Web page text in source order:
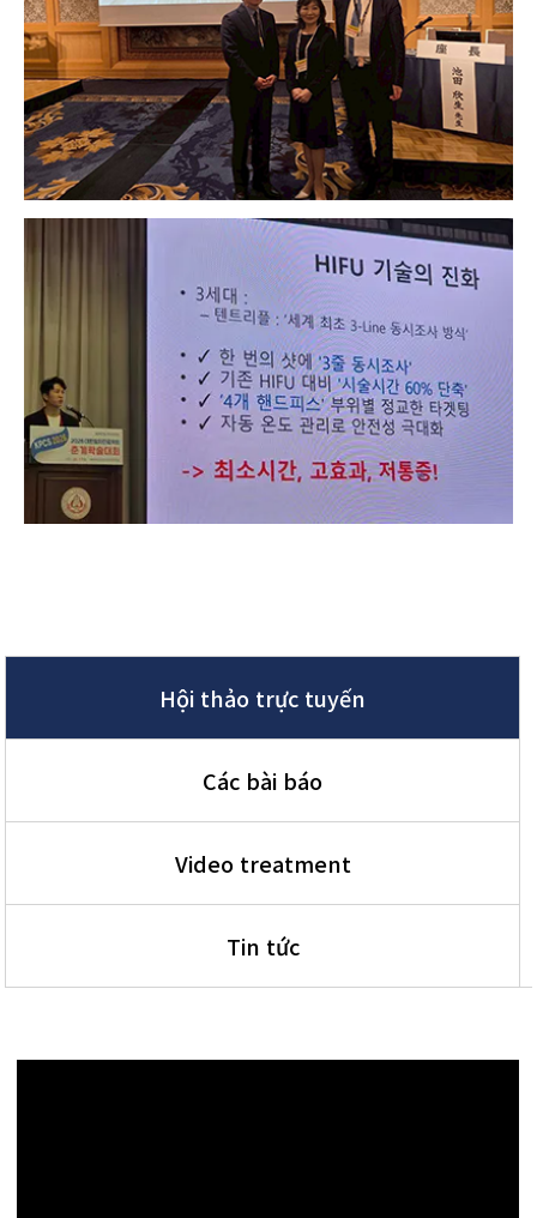
Hội thảo trực tuyến
Các bài báo
Video treatment
Tin tức